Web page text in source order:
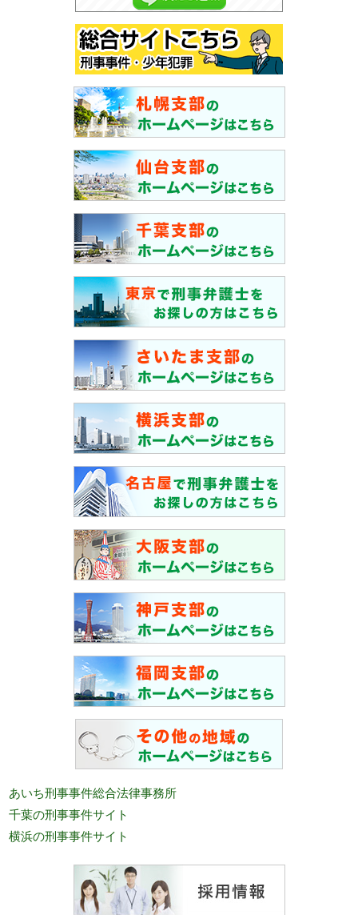
あいち刑事事件総合法律事務所
千葉の刑事事件サイト
横浜の刑事事件サイト